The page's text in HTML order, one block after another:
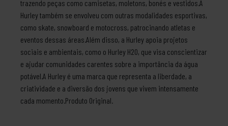
trazendo peças como camisetas, moletons, bonés e vestidos.A
Hurley também se envolveu com outras modalidades esportivas,
como skate, snowboard e motocross, patrocinando atletas e
eventos dessas áreas.Além disso, a Hurley apoia projetos
sociais e ambientais, como o Hurley H2O, que visa conscientizar
e ajudar comunidades carentes sobre a importância da água
potável.A Hurley é uma marca que representa a liberdade, a
criatividade e a diversão dos jovens que vivem intensamente
cada momento.Produto Original.